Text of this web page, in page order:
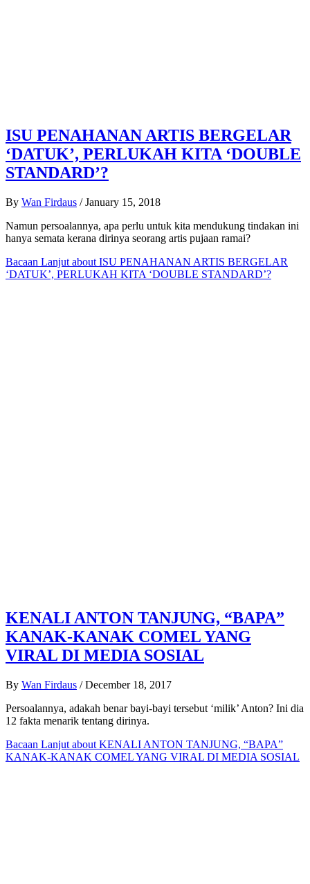
ISU PENAHANAN ARTIS BERGELAR
‘DATUK’, PERLUKAH KITA ‘DOUBLE
STANDARD’?
By Wan Firdaus / January 15, 2018
Namun persoalannya, apa perlu untuk kita mendukung tindakan ini
hanya semata kerana dirinya seorang artis pujaan ramai?
Bacaan Lanjut about ISU PENAHANAN ARTIS BERGELAR
‘DATUK’, PERLUKAH KITA ‘DOUBLE STANDARD’?
KENALI ANTON TANJUNG, “BAPA”
KANAK-KANAK COMEL YANG
VIRAL DI MEDIA SOSIAL
By Wan Firdaus / December 18, 2017
Persoalannya, adakah benar bayi-bayi tersebut ‘milik’ Anton? Ini dia
12 fakta menarik tentang dirinya.
Bacaan Lanjut about KENALI ANTON TANJUNG, “BAPA”
KANAK-KANAK COMEL YANG VIRAL DI MEDIA SOSIAL